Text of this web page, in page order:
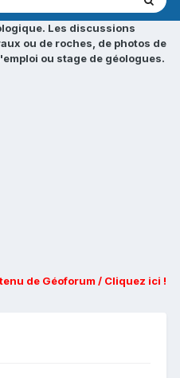
Les discussions
ou de roches, de photos de
ou stage de géologues.
de Géoforum / Cliquez ici !